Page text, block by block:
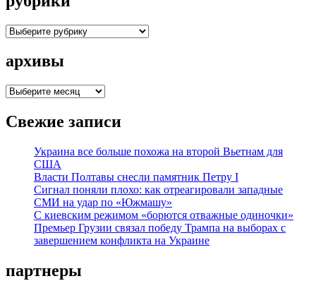
рубрики
архивы
архивы
Свежие записи
Украина все больше похожа на второй Вьетнам для
США
Власти Полтавы снесли памятник Петру I
Сигнал поняли плохо: как отреагировали западные
СМИ на удар по «Южмашу»
С киевским режимом «борются отважные одиночки»
Премьер Грузии связал победу Трампа на выборах с
завершением конфликта на Украине
партнеры